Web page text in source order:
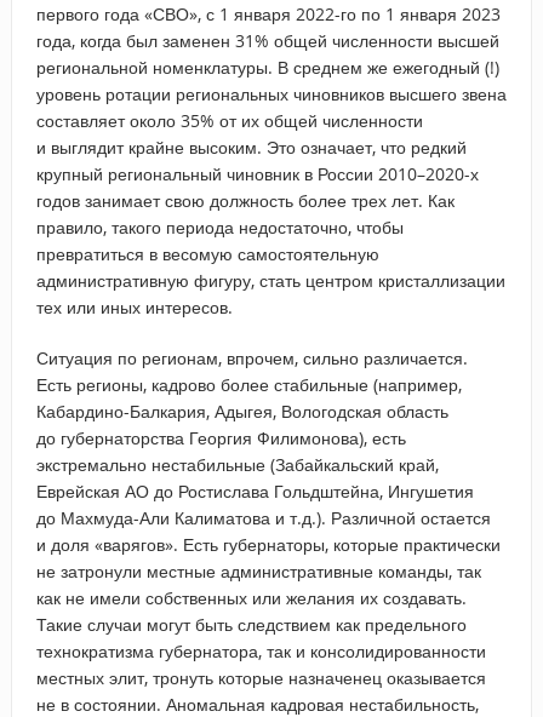
первого года «СВО», с 1 января 2022-го по 1 января 2023
года, когда был заменен 31% общей численности высшей
региональной номенклатуры. В среднем же ежегодный (!)
уровень ротации региональных чиновников высшего звена
составляет около 35% от их общей численности
и выглядит крайне высоким. Это означает, что редкий
крупный региональный чиновник в России 2010–2020-х
годов занимает свою должность более трех лет. Как
правило, такого периода недостаточно, чтобы
превратиться в весомую самостоятельную
административную фигуру, стать центром кристаллизации
тех или иных интересов.
Ситуация по регионам, впрочем, сильно различается.
Есть регионы, кадрово более стабильные (например,
Кабардино-Балкария, Адыгея, Вологодская область
до губернаторства Георгия Филимонова), есть
экстремально нестабильные (Забайкальский край,
Еврейская АО до Ростислава Гольдштейна, Ингушетия
до Махмуда-Али Калиматова и т.д.). Различной остается
и доля «варягов». Есть губернаторы, которые практически
не затронули местные административные команды, так
как не имели собственных или желания их создавать.
Такие случаи могут быть следствием как предельного
технократизма губернатора, так и консолидированности
местных элит, тронуть которые назначенец оказывается
не в состоянии. Аномальная кадровая нестабильность,